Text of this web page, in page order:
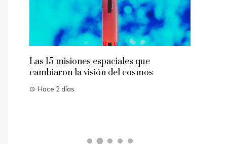
Las 15 misiones espaciales que
cambiaron la visión del cosmos
Hace 2 días